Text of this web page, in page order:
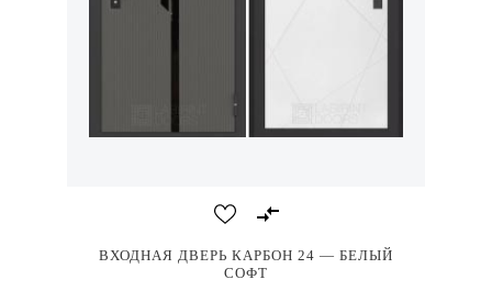
ВХОДНАЯ ДВЕРЬ КАРБОН 24 — БЕЛЫЙ
СОФТ